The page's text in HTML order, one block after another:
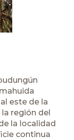
este de la
región del
la localidad
continua